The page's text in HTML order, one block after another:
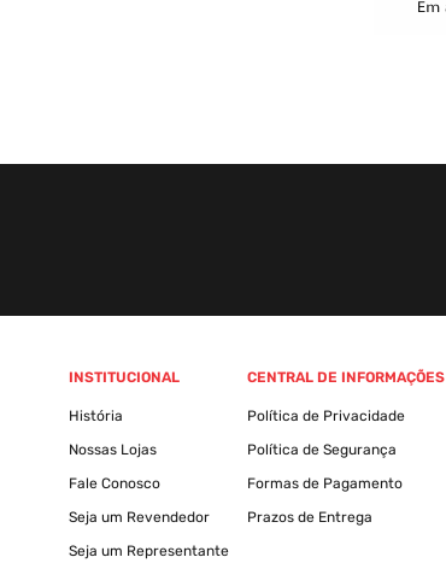
INSTITUCIONAL
História
Nossas Lojas
Fale Conosco
Seja um Revendedor
Seja um Representante
CENTRAL DE INFORMAÇÕES
Política de Privacidade
Política de Segurança
Formas de Pagamento
Prazos de Entrega